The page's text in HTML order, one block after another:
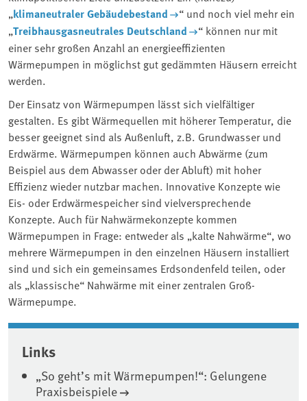
„klimaneutraler Gebäudebestand
“ und noch viel mehr ein
„Treibhausgasneutrales Deutschland
“ können nur mit
einer sehr großen Anzahl an energieeffizienten
Wärmepumpen in möglichst gut gedämmten Häusern erreicht
werden.
Der Einsatz von Wärmepumpen lässt sich vielfältiger
gestalten. Es gibt Wärmequellen mit höherer Temperatur, die
besser geeignet sind als Außenluft, z.B. Grundwasser und
Erdwärme. Wärmepumpen können auch Abwärme (zum
Beispiel aus dem Abwasser oder der Abluft) mit hoher
Effizienz wieder nutzbar machen. Innovative Konzepte wie
Eis- oder Erdwärmespeicher sind vielversprechende
Konzepte. Auch für Nahwärmekonzepte kommen
Wärmepumpen in Frage: entweder als „kalte Nahwärme“, wo
mehrere Wärmepumpen in den einzelnen Häusern installiert
sind und sich ein gemeinsames Erdsondenfeld teilen, oder
als „klassische“ Nahwärme mit einer zentralen Groß-
Wärmepumpe.
Associated content
Links
„So geht’s mit Wärmepumpen!“: Gelungene
Praxisbeispiele